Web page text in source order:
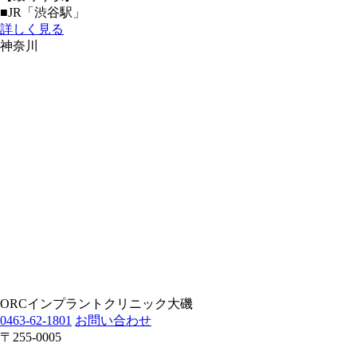
■JR「渋谷駅」
詳しく見る
神奈川
ORCインプラントクリニック大磯
0463-62-1801 お問い合わせ
〒255-0005